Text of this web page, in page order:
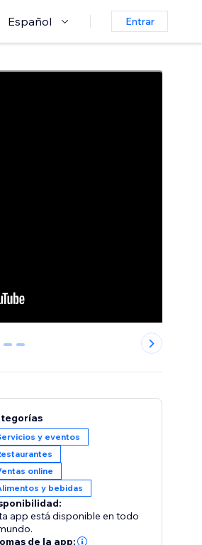
Español Entrar
3 4
y eventos
online
y bebidas
app está disponible en todo
de la app: